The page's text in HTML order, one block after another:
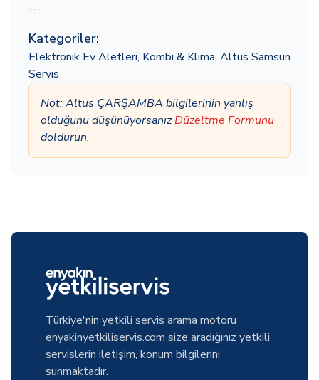
---
Kategoriler:
Elektronik Ev Aletleri, Kombi & Klima, Altus Samsun
Servis
Not: Altus ÇARŞAMBA bilgilerinin yanlış
olduğunu düşünüyorsanızDüzeltme Formunu
doldurun.
Türkiye'nin yetkili servis arama motoru
enyakinyetkiliservis.com size aradığınız yetkili
servislerin iletişim, konum bilgilerini
sunmaktadır.